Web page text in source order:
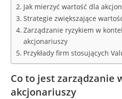
Jak mierzyć wartość dla
Strategie zwiększające
Zarządzanie ryzykiem w
akcjonariuszy
Przykłady firm stosujących
Co to jest zarządzanie
akcjonariuszy